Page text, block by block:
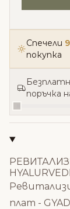
Спечели
покупка
поръчка
плат -